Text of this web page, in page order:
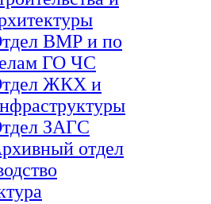
ВМР и по
ГО ЧС
ЖКХ и
ЗАГС
отдел